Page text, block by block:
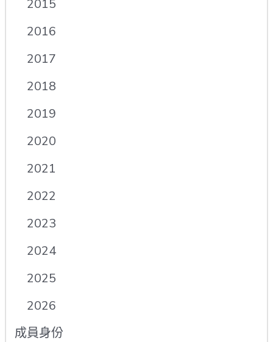
2015
2016
2017
2018
2019
2020
2021
2022
2023
2024
2025
2026
成員身份